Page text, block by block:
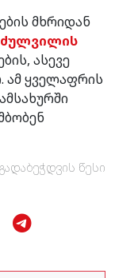
მხრიდან
ასევე
ამ ყველაფრის
გადაბეჭდვის წესი